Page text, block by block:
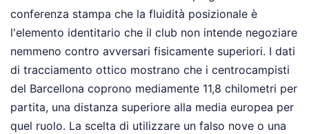
conferenza stampa che la fluidità posizionale è
l'elemento identitario che il club non intende negoziare
nemmeno contro avversari fisicamente superiori. I dati
di tracciamento ottico mostrano che i centrocampisti
del Barcellona coprono mediamente 11,8 chilometri per
partita, una distanza superiore alla media europea per
quel ruolo. La scelta di utilizzare un falso nove o una